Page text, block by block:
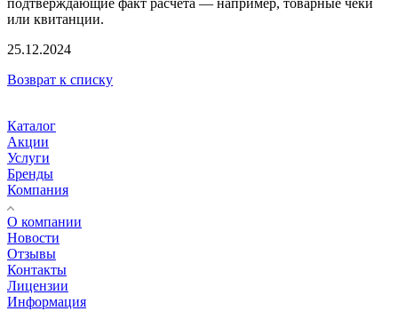
подтверждающие факт расчета — например, товарные чеки
или квитанции.
25.12.2024
Возврат к списку
Каталог
Акции
Услуги
Бренды
Компания
О компании
Новости
Отзывы
Контакты
Лицензии
Информация